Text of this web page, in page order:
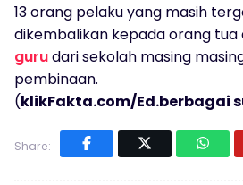
13 orang pelaku yang masih
dikembalikan kepada orang tua
gurudari sekolah masing
pembinaan.
(klikFakta.com/Ed.berbagai
Share: